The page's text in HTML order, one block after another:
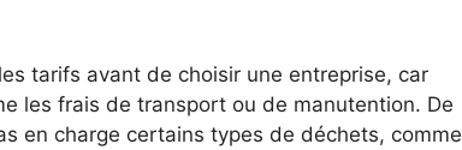
tarifs avant de choisir une entreprise, car
les frais de transport ou de manutention. De
en charge certains types de déchets, comme